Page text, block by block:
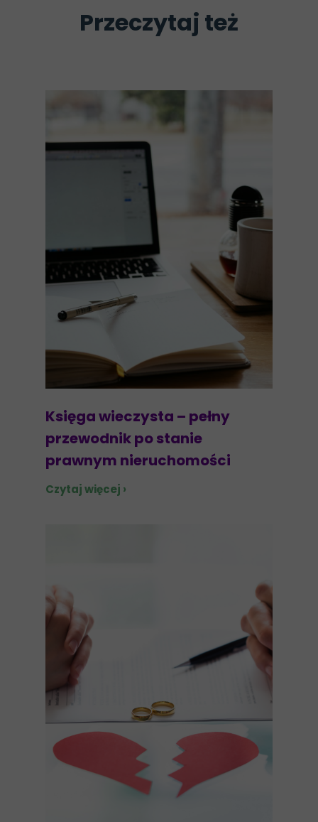
Przeczytaj też
Księga wieczysta – pełny
przewodnik po stanie
prawnym nieruchomości
Czytaj więcej ›